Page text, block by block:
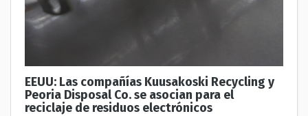
EEUU: Las compañías Kuusakoski Recycling y
Peoria Disposal Co. se asocian para el
reciclaje de residuos electrónicos